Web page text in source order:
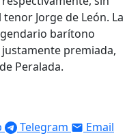
Jorge de León. La
barítono
premiada,
Peralada.
Telegram Email